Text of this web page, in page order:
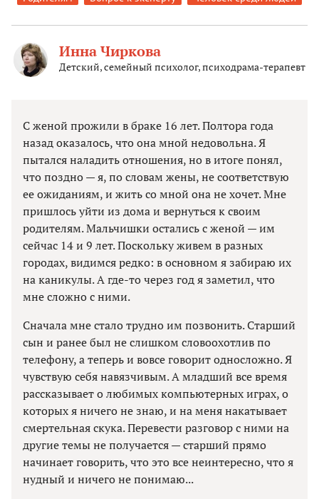
Инна Чиркова
Детский, семейный психолог, психодрама-терапевт
С женой прожили в браке 16 лет. Полтора года
назад оказалось, что она мной недовольна. Я
пытался наладить отношения, но в итоге понял,
что поздно — я, по словам жены, не соответствую
ее ожиданиям, и жить со мной она не хочет. Мне
пришлось уйти из дома и вернуться к своим
родителям. Мальчишки остались с женой — им
сейчас 14 и 9 лет. Поскольку живем в разных
городах, видимся редко: в основном я забираю их
на каникулы. А где-то через год я заметил, что
мне сложно с ними.
Сначала мне стало трудно им позвонить. Старший
сын и ранее был не слишком словоохотлив по
телефону, а теперь и вовсе говорит односложно. Я
чувствую себя навязчивым. А младший все время
рассказывает о любимых компьютерных играх, о
которых я ничего не знаю, и на меня накатывает
смертельная скука. Перевести разговор с ними на
другие темы не получается — старший прямо
начинает говорить, что это все неинтересно, что я
нудный и ничего не понимаю...